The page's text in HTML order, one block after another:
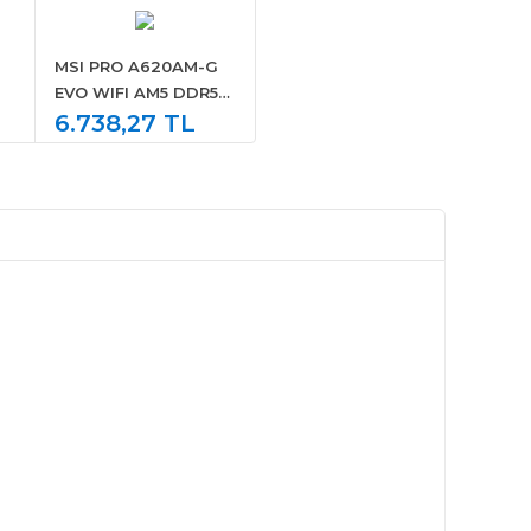
MSI PRO A620AM-G
EVO WIFI AM5 DDR5
7200MHZ(OC) ARGB
HDMI VGA 2XM.2 USB
6.738,27 TL